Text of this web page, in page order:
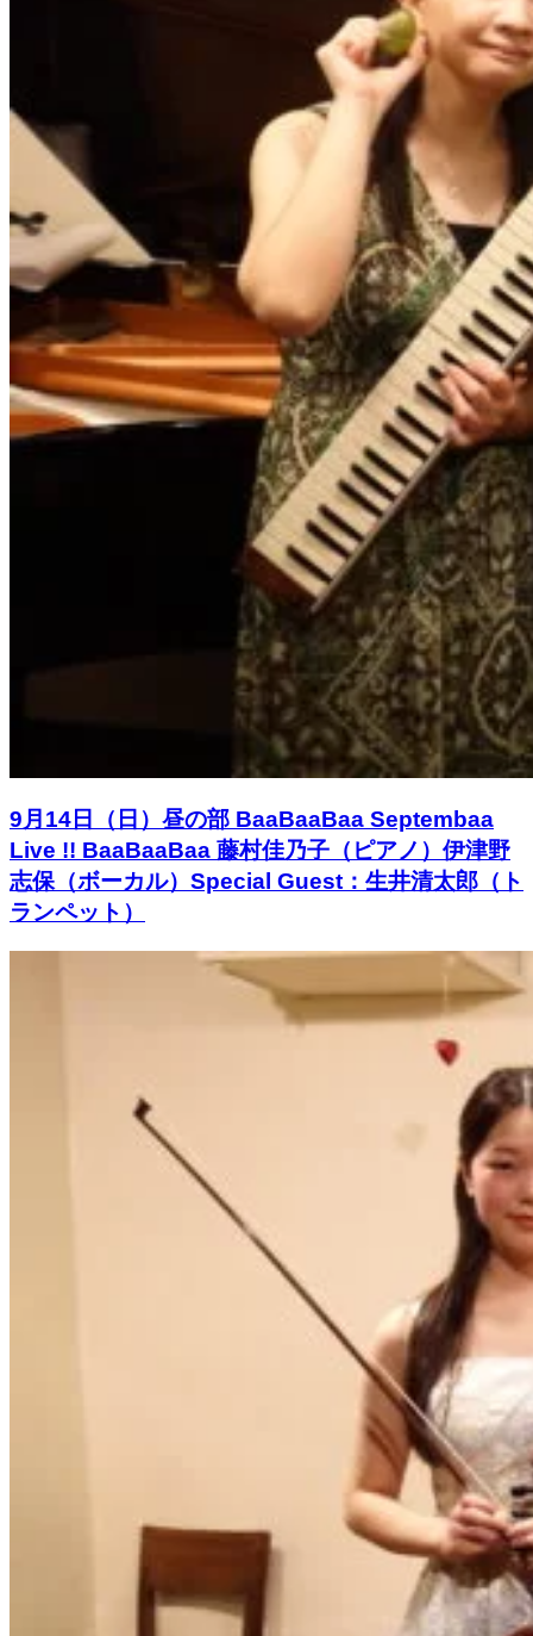
9月14日（日）昼の部 BaaBaaBaa Septembaa
Live !! BaaBaaBaa 藤村佳乃子（ピアノ）伊津野
志保（ボーカル）Special Guest：生井清太郎（ト
ランペット）